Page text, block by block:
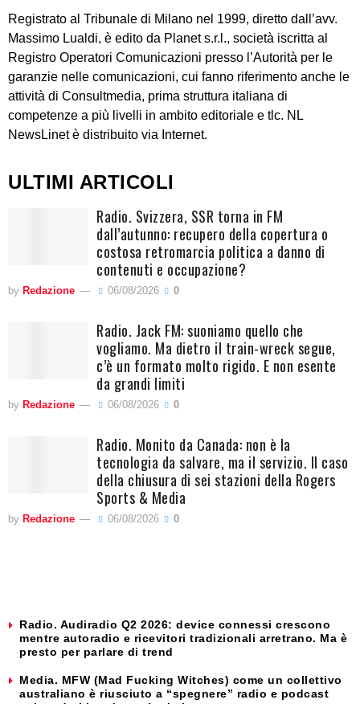
Registrato al Tribunale di Milano nel 1999, diretto dall’avv.
Massimo Lualdi, è edito da Planet s.r.l., società iscritta al
Registro Operatori Comunicazioni presso l’Autorità per le
garanzie nelle comunicazioni, cui fanno riferimento anche le
attività di Consultmedia, prima struttura italiana di
competenze a più livelli in ambito editoriale e tlc. NL
NewsLinet è distribuito via Internet.
ULTIMI ARTICOLI
Radio. Svizzera, SSR torna in FM
dall’autunno: recupero della copertura o
costosa retromarcia politica a danno di
contenuti e occupazione?
by Redazione 06/08/2026 0
Radio. Jack FM: suoniamo quello che
vogliamo. Ma dietro il train-wreck segue,
c’è un formato molto rigido. E non esente
da grandi limiti
by Redazione 06/08/2026 0
Radio. Monito da Canada: non è la
tecnologia da salvare, ma il servizio. Il caso
della chiusura di sei stazioni della Rogers
Sports & Media
by Redazione 06/08/2026 0
Radio. Audiradio Q2 2026: device connessi crescono
mentre autoradio e ricevitori tradizionali arretrano. Ma è
presto per parlare di trend
Media. MFW (Mad Fucking Witches) come un collettivo
australiano è riusciuto a “spegnere” radio e podcast